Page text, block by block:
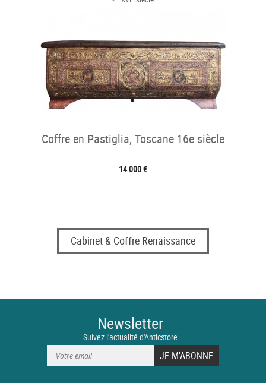
Coffre en Pastiglia, Toscane 16e siècle
14 000 €
Cabinet & Coffre Renaissance
Newsletter
Suivez l'actualité d'Anticstore